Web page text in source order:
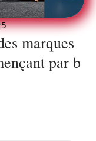
marques
par b